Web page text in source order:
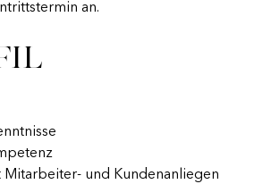
an.
Mitarbeiter- und Kundenanliegen